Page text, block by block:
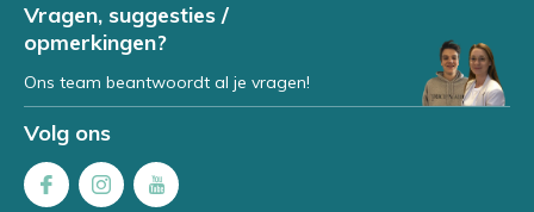
Vragen, suggesties /
opmerkingen?
Ons team beantwoordt al je vragen!
Volg ons